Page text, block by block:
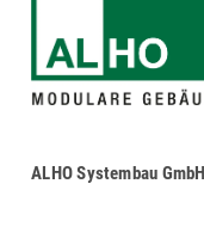
ALHO Systembau GmbH